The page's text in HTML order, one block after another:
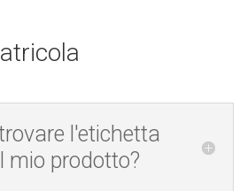
l'etichetta
mio prodotto?